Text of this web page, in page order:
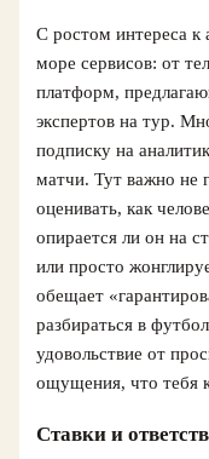
С ростом интереса к
море сервисов: от
платформ,
экспертов на тур.
подписку на
матчи. Тут важно не
оценивать, как
опирается ли он на
или просто
обещает
разбираться в
удовольствие от
ощущения, что тебя
Ставки и